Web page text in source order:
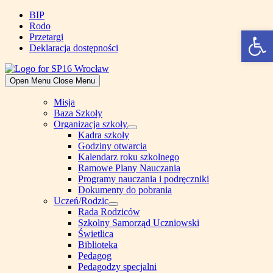
Skip
content
BIP
Rodo
Przetargi
Deklaracja dostępności
Open Menu Close Menu
Misja
Baza Szkoły
Organizacja szkoły
Show
sub
menu
Kadra szkoły
Godziny otwarcia
Kalendarz roku szkolnego
Ramowe Plany Nauczania
Programy nauczania i podręczniki
Dokumenty do pobrania
Uczeń/Rodzic
Show
sub
menu
Rada Rodziców
Szkolny Samorząd Uczniowski
Świetlica
Biblioteka
Pedagog
Pedagodzy specjalni